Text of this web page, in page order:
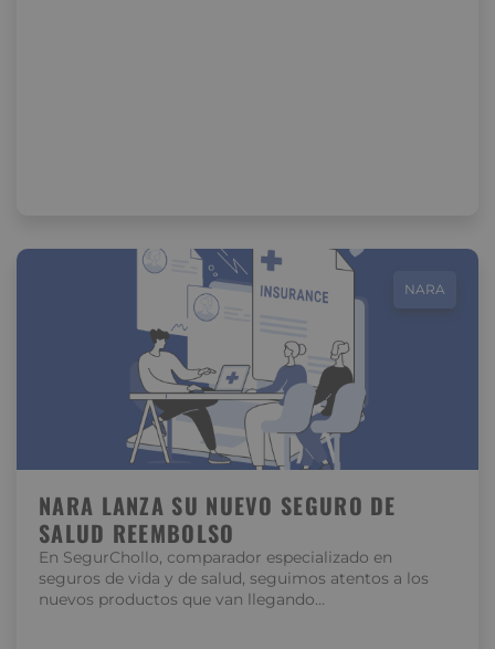
NARA
NARA LANZA SU NUEVO SEGURO DE
SALUD REEMBOLSO
En SegurChollo, comparador especializado en
seguros de vida y de salud, seguimos atentos a los
nuevos productos que van llegando…